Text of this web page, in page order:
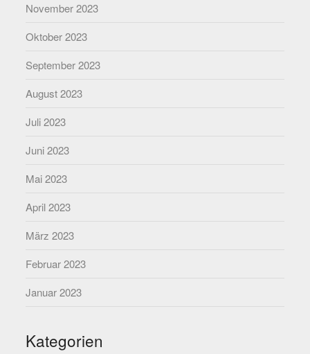
November 2023
Oktober 2023
September 2023
August 2023
Juli 2023
Juni 2023
Mai 2023
April 2023
März 2023
Februar 2023
Januar 2023
Kategorien